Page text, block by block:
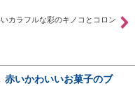
カラフルな彩のキノコとコロン
赤いかわいいお菓子のブ